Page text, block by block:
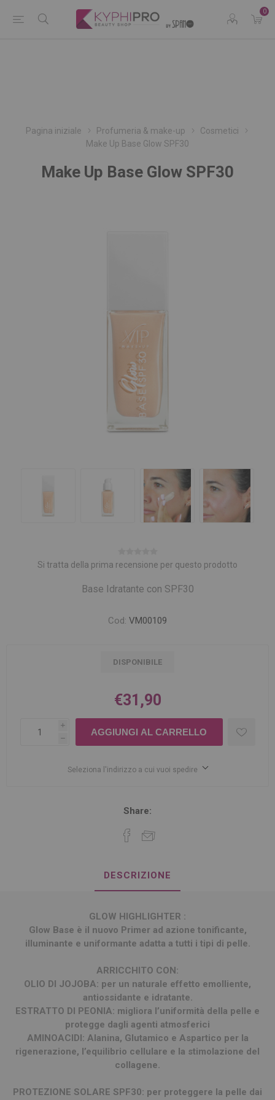
0
Pagina iniziale Profumeria & make-up
Cosmetici
Make Up Base Glow SPF30
Make Up Base Glow SPF30
Si tratta della prima recensione per questo prodotto
Base Idratante con SPF30
Cod: VM00109
DISPONIBILE
€31,90
i
h
Seleziona l'indirizzo a cui vuoi spedire
Share:
DESCRIZIONE
GLOW HIGHLIGHTER :
Glow Base è il nuovo Primer ad azione tonificante,
illuminante e uniformante adatta a tutti i tipi di pelle.
ARRICCHITO CON:
OLIO DI JOJOBA: per un naturale effetto emolliente,
antiossidante e idratante.
ESTRATTO DI PEONIA: migliora l’uniformità della pelle e
protegge dagli agenti atmosferici
AMINOACIDI: Alanina, Glutamico e Aspartico per la
rigenerazione, l’equilibrio cellulare e la stimolazione del
collagene.
PROTEZIONE SOLARE SPF30: per proteggere la pelle dai